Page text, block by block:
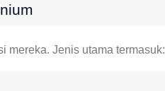
mereka. Jenis utama termasuk: